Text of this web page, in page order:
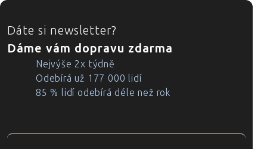
ZÁPATÍ
Dáte si newsletter?
Dáme vám dopravu zdarma
Nejvýše 2x týdně
Odebírá už 177 000 lidí
85 % lidí odebírá déle než rok